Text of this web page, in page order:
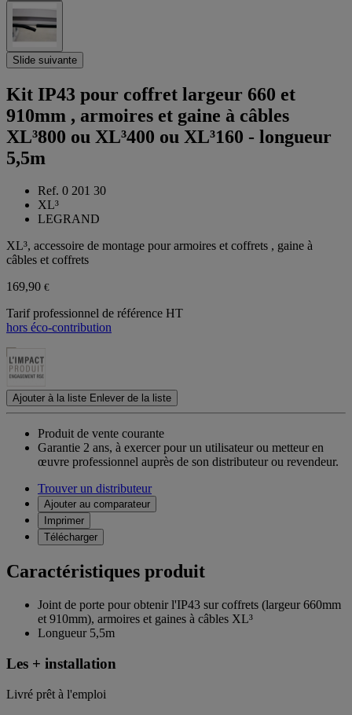
Slide suivante
Kit IP43 pour coffret largeur 660 et
910mm , armoires et gaine à câbles
XL³800 ou XL³400 ou XL³160 - longueur
5,5m
Ref. 0 201 30
XL³
LEGRAND
XL³, accessoire de montage pour armoires et coffrets , gaine à
câbles et coffrets
169,90 €
Tarif professionnel de référence HT
hors éco-contribution
Ajouter à la liste Enlever de la liste
Produit de vente courante
Garantie 2 ans, à exercer pour un utilisateur ou metteur en
œuvre professionnel auprès de son distributeur ou revendeur.
Trouver un distributeur
Ajouter au comparateur
Imprimer
Télécharger
Caractéristiques produit
Joint de porte pour obtenir l'IP43 sur coffrets (largeur 660mm
et 910mm), armoires et gaines à câbles XL³
Longueur 5,5m
Les + installation
Livré prêt à l'emploi